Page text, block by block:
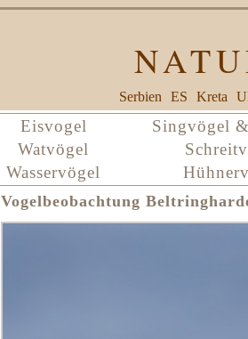
Serbien ES Kreta
Eisvogel Singvögel
Watvögel
Wasservögel
Vogelbeobachtung